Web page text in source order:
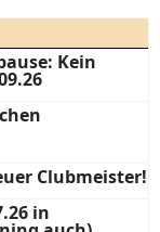
Kein
Clubmeister!
in